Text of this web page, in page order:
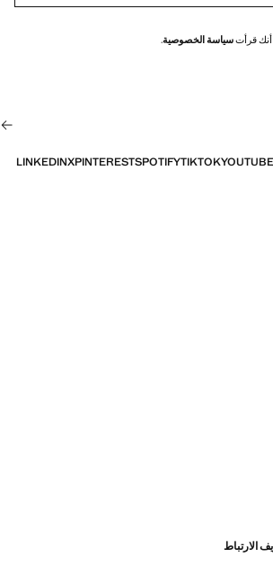
أنك قرأتسياسة الخصوصية.
YOUTUBE
TIKTOK
SPOTIFY
PINTEREST
X
LINKEDIN
الارتباط